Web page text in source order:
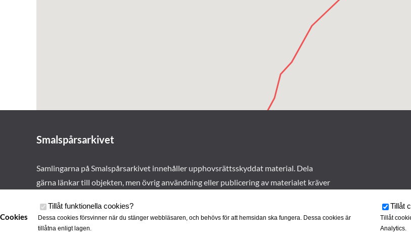
Smalspårsarkivet
Samlingarna på Smalspårsarkivet innehåller upphovsrättsskyddat material. Dela
gärna länkar till objekten, men övrig användning eller publicering av materialet kräver
Cookies
Tillåt funktionella cookies?
Dessa cookies försvinner när du stänger webbläsaren, och behövs för att hemsidan ska fungera. Dessa cookies är
tillåtna enligt lagen.
Tillåt
Tillåt
Analytics.